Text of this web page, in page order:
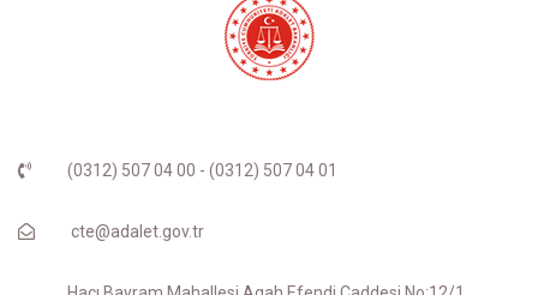
(0312) 507 04 00 - (0312) 507 04 01
cte@adalet.gov.tr